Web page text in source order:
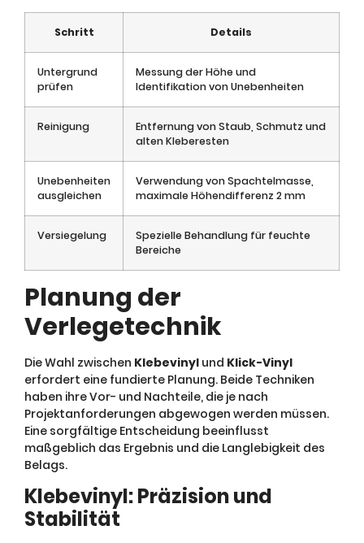
Schritt Details
Untergrund
prüfen
Messung der Höhe und
Identifikation von Unebenheiten
Reinigung
Entfernung von Staub, Schmutz und
alten Kleberesten
Unebenheiten
ausgleichen
Verwendung von Spachtelmasse,
maximale Höhendifferenz 2 mm
Versiegelung
Spezielle Behandlung für feuchte
Bereiche
Planung der
Verlegetechnik
Die Wahl zwischen Klebevinyl und Klick-Vinyl
erfordert eine fundierte Planung. Beide Techniken
haben ihre Vor- und Nachteile, die je nach
Projektanforderungen abgewogen werden müssen.
Eine sorgfältige Entscheidung beeinflusst
maßgeblich das Ergebnis und die Langlebigkeit des
Belags.
Klebevinyl: Präzision und
Stabilität